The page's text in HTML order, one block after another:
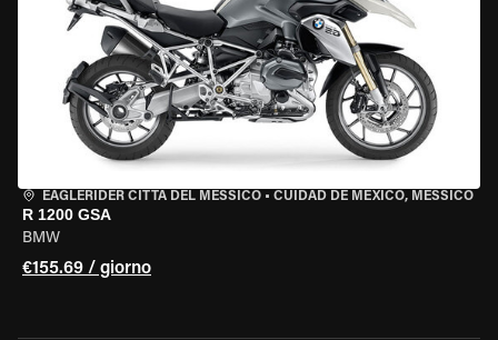
EAGLERIDER CITTÀ DEL MESSICO • CUIDAD DE MEXICO, MESSICO
R 1200 GSA
BMW
€155.69 / giorno